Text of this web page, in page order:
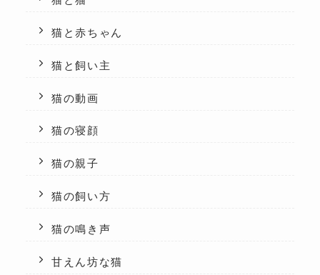
猫と赤ちゃん
猫と飼い主
猫の動画
猫の寝顔
猫の親子
猫の飼い方
猫の鳴き声
甘えん坊な猫